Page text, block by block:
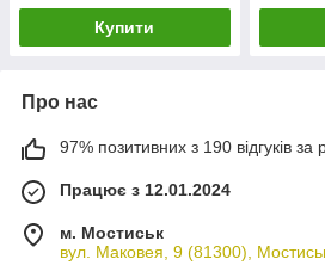
Купити
Про нас
97% позитивних з 190 відгуків за
Працює з 12.01.2024
м. Мостиськ
вул. Маковея, 9 (81300),